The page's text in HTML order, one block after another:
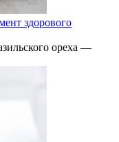
здорового
ореха —